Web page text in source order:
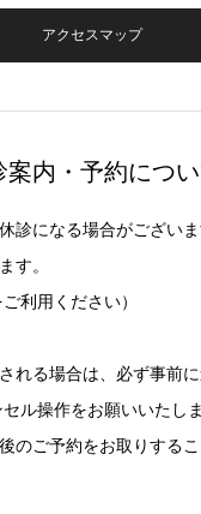
アクセスマップ
案内・予約につ
診になる場合がござい
す。
利用ください）
れる場合は、必ず事前
ル操作をお願いいたし
のご予約をお取りする